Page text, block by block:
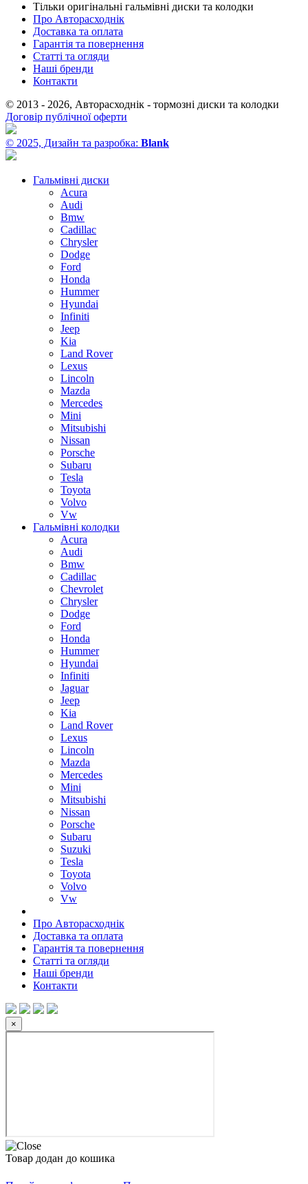
Тільки оригінальні гальмівні диски та колодки
Про Авторасходнік
Доставка та оплата
Гарантія та повернення
Статті та огляди
Наші бренди
Контакти
© 2013 - 2026, Авторасходнік - тормозні диски та колодки
Договір публічної оферти
© 2025, Дизайн та разробка: Blank
Гальмівні диски
Acura
Audi
Bmw
Cadillac
Chrysler
Dodge
Ford
Honda
Hummer
Hyundai
Infiniti
Jeep
Kia
Land Rover
Lexus
Lincoln
Mazda
Mercedes
Mini
Mitsubishi
Nissan
Porsche
Subaru
Tesla
Toyota
Volvo
Vw
Гальмівні колодки
Acura
Audi
Bmw
Cadillac
Chevrolet
Chrysler
Dodge
Ford
Honda
Hummer
Hyundai
Infiniti
Jaguar
Jeep
Kia
Land Rover
Lexus
Lincoln
Mazda
Mercedes
Mini
Mitsubishi
Nissan
Porsche
Subaru
Suzuki
Tesla
Toyota
Volvo
Vw
Про Авторасходнік
Доставка та оплата
Гарантія та повернення
Статті та огляди
Наші бренди
Контакти
×
Товар додан до кошика